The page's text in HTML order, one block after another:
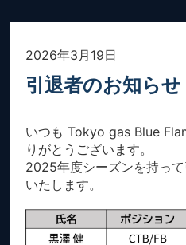
2026年3月19日
引退者のお知らせ
いつも Tokyo gas Blue
りがとうございます。
2025年度シーズンを持っ
いたします。